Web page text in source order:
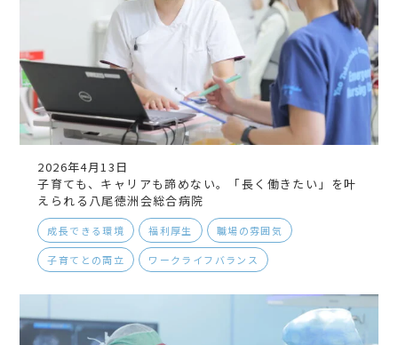
2026年4月13日
子育ても、キャリアも諦めない。「長く働きたい」を叶
えられる八尾徳洲会総合病院
成長できる環境 福利厚生 職場の雰囲気
子育てとの両立 ワークライフバランス